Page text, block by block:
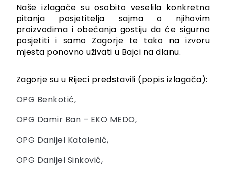
Naše izlagače su osobito veselila konkretna
pitanja posjetitelja sajma o njihovim
proizvodima i obećanja gostiju da će sigurno
posjetiti i samo Zagorje te tako na izvoru
mjesta ponovno uživati u Bajci na dlanu.
Zagorje su u Rijeci predstavili (popis izlagača):
OPG Benkotić,
OPG Damir Ban – EKO MEDO,
OPG Danijel Katalenić,
OPG Danijel Sinković,